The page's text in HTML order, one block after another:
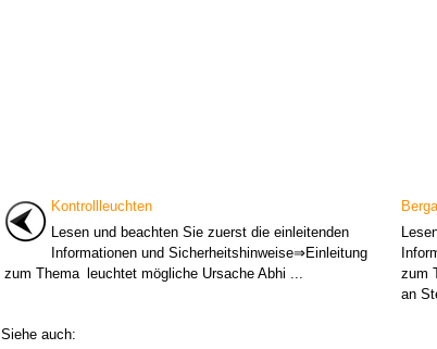
Kontrollleuchten
Lesen und beachten Sie zuerst die einleitenden
Informationen und Sicherheitshinweise⇒Einleitung
zum Thema leuchtet mögliche Ursache Abhi ...
zum
an
Siehe auch: